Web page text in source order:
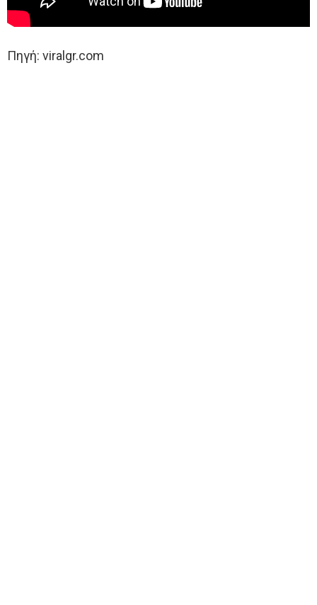
Πηγή: viralgr.com